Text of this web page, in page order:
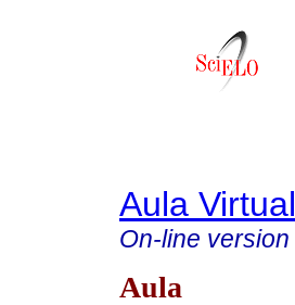
Aula Virtual
On-line version
Aula